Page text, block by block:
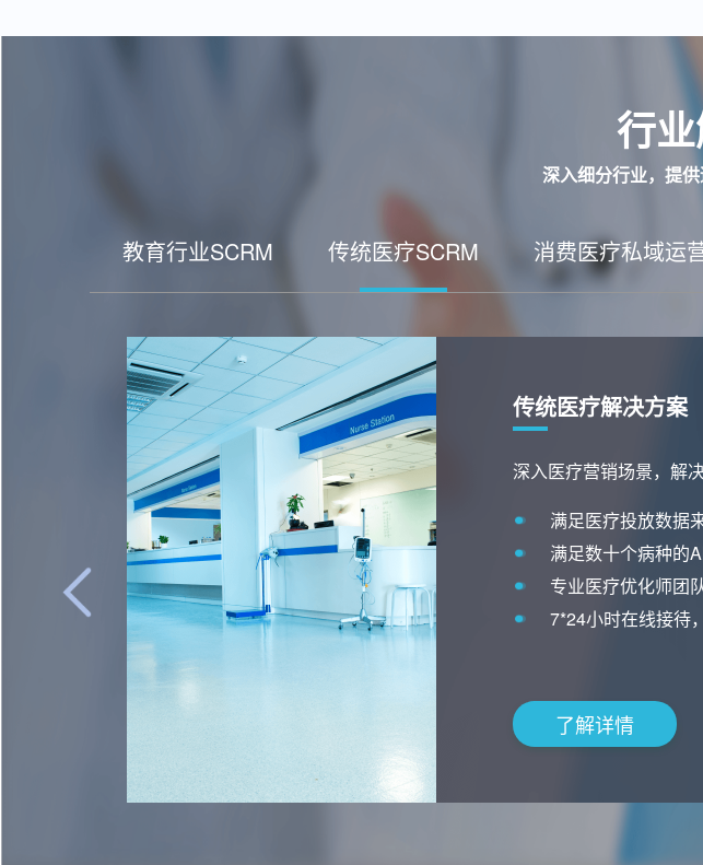
行
深入细分行业，提
教育行业SCRM 传统医疗SCRM 消费医疗私域运
消费医疗解决方案
快速私域沉淀，精准用
精准筛选优质投放
线索分配，网销沉
多种私域运营玩法
用户全流程行为洞
了解详情